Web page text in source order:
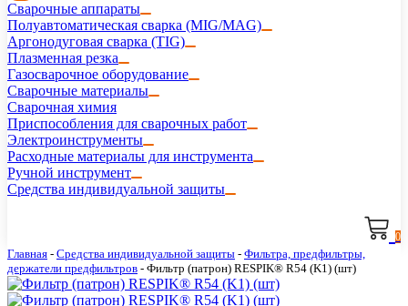
Сварочные аппараты
Полуавтоматическая сварка (MIG/MAG)
Аргонодуговая сварка (TIG)
Плазменная резка
Газосварочное оборудование
Сварочные материалы
Сварочная химия
Приспособления для сварочных работ
Электроинструменты
Расходные материалы для инструмента
Ручной инструмент
Средства индивидуальной защиты
0
Главная - Средства индивидуальной защиты - Фильтра, предфильтры,
держатели предфильтров - Фильтр (патрон) RESPIK® R54 (K1) (шт)